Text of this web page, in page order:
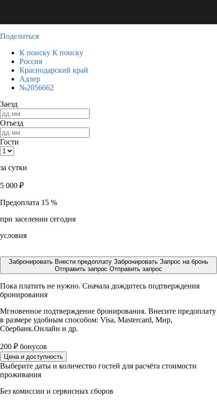
Поделиться
К поиску К поиску
Россия
Краснодарский край
Адлер
№2056662
Заезд
Отъезд
Гости
за сутки
5 000 ₽
Предоплата 15 %
при заселении сегодня
условия
Забронировать Внести предоплату Забронировать Запрос на бронь
Отправить запрос Отправить запрос
Пока платить не нужно. Сначала дождитесь подтверждения
бронирования
Мгновенное подтверждение бронирования. Внесите предоплату
в размере удобным способом: Visa, Mastercard, Мир,
Сбербанк.Онлайн и др.
200 ₽ бонусов
Цена и доступность
Выберите даты и количество гостей для расчёта стоимости
проживания
Без комиссии и сервисных сборов